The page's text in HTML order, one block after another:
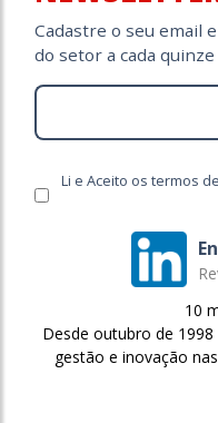
Cadastre o seu email
do setor a cada quinze
Li e Aceito os termos
10
Desde outubro de
gestão e inovação